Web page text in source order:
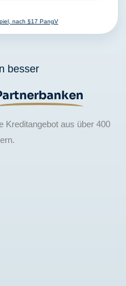
nach §17 PangV
besser
Kreditangebot aus über 400